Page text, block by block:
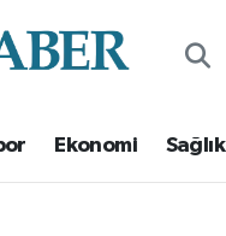
Ekonomi Sağlık